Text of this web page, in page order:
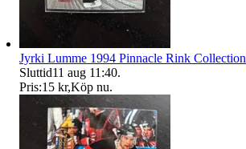
Jyrki Lumme 1994 Pinnacle Rink Collection
Sluttid11 aug 11:40.
Pris:15 kr,Köp nu.